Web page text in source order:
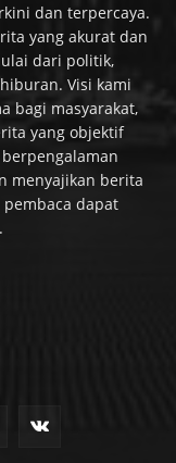
dan terpercaya.
yang akurat dan
dari politik,
Visi kami
bagi masyarakat,
yang objektif
menyajikan berita
dapat